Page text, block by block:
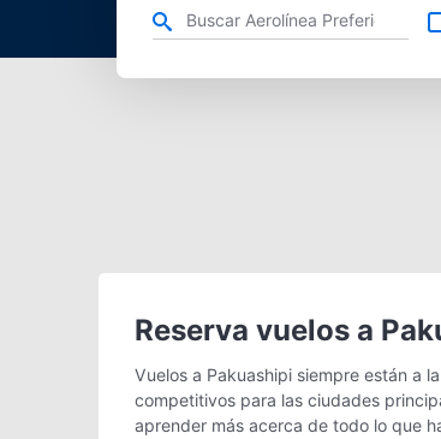
Refina tu búsqueda por aerolínea, ciudad o
Reserva vuelos a
Vuelos a Pakuashipi siempre están a
competitivos para las ciudades
aprender más acerca de todo lo que